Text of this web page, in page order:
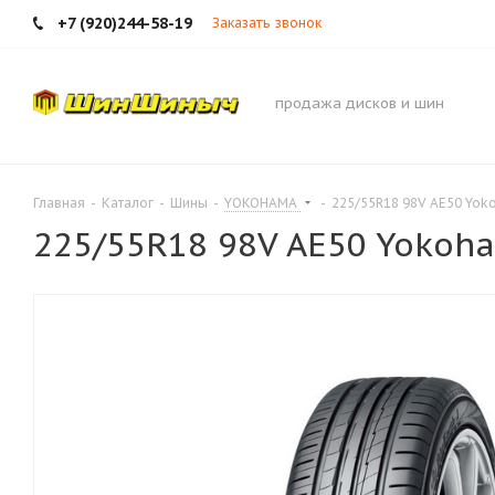
+7 (920)244-58-19 Заказать звонок
продажа дисков и шин
Главная - Каталог - Шины - YOKOHAMA - 225/55R18 98V AE50
225/55R18 98V AE50